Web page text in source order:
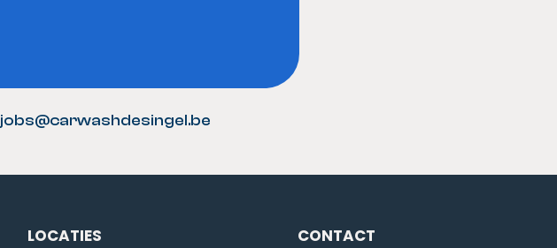
jobs@carwashdesingel.be
LOCATIES CONTACT